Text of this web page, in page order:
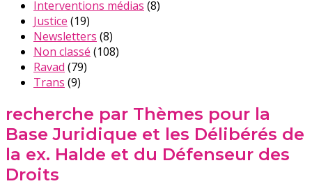
Interventions médias (8)
Justice (19)
Newsletters (8)
Non classé (108)
Ravad (79)
Trans (9)
recherche par Thèmes pour la
Base Juridique et les Délibérés de
la ex. Halde et du Défenseur des
Droits